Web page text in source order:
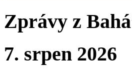
Zprávy z
7. srpen 2026